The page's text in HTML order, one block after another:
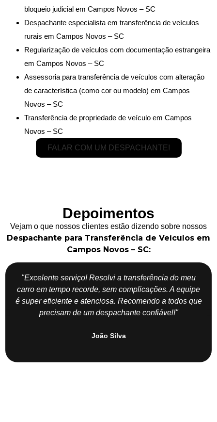
bloqueio judicial em Campos Novos – SC
Despachante especialista em transferência de veículos
rurais em Campos Novos – SC
Regularização de veículos com documentação estrangeira
em Campos Novos – SC
Assessoria para transferência de veículos com alteração
de característica (como cor ou modelo) em Campos
Novos – SC
Transferência de propriedade de veículo em Campos
Novos – SC
FALAR COM UM DESPACHANTE!
Depoimentos
Vejam o que nossos clientes estão dizendo sobre nossos
Despachante para Transferência de Veículos em
Campos Novos – SC:
"Excelente serviço! Resolvi a transferência do meu
carro em tempo recorde, sem complicações. A equipe
é super eficiente e atenciosa. Recomendo a todos que
precisam de um despachante confiável!"
João Silva